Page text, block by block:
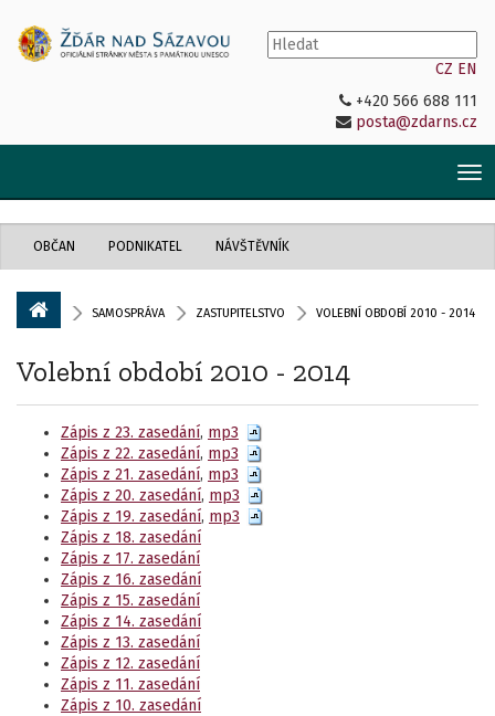
CZ EN
+420 566 688 111
posta@zdarns.cz
OBČAN PODNIKATEL NÁVŠTĚVNÍK
SAMOSPRÁVA ZASTUPITELSTVO VOLEBNÍ OBDOBÍ 2010 - 2014
Volební období 2010 - 2014
Zápis z 23. zasedání, mp3
Zápis z 22. zasedání, mp3
Zápis z 21. zasedání, mp3
Zápis z 20. zasedání, mp3
Zápis z 19. zasedání, mp3
Zápis z 18. zasedání
Zápis z 17. zasedání
Zápis z 16. zasedání
Zápis z 15. zasedání
Zápis z 14. zasedání
Zápis z 13. zasedání
Zápis z 12. zasedání
Zápis z 11. zasedání
Zápis z 10. zasedání